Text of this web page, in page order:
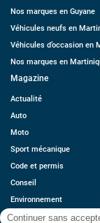
Nos marques en Guyane
Véhicules neufs en
Véhicules d’occasion en
Nos marques en
Magazine
Actualité
Auto
Moto
Sport mécanique
Code et permis
Conseil
Environnement
Économie